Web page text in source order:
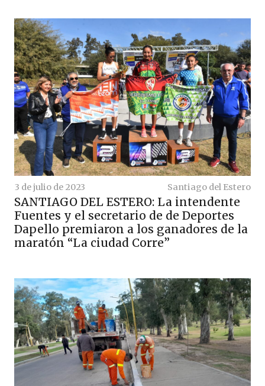
3 de julio de 2023 Santiago del Estero
SANTIAGO DEL ESTERO: La intendente
Fuentes y el secretario de de Deportes
Dapello premiaron a los ganadores de la
maratón “La ciudad Corre”